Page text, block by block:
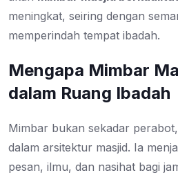
meningkat, seiring dengan
memperindah tempat ibadah.
Mengapa Mimbar
dalam Ruang Ibadah
Mimbar bukan sekadar
dalam arsitektur masjid. Ia
pesan, ilmu, dan nasihat bagi